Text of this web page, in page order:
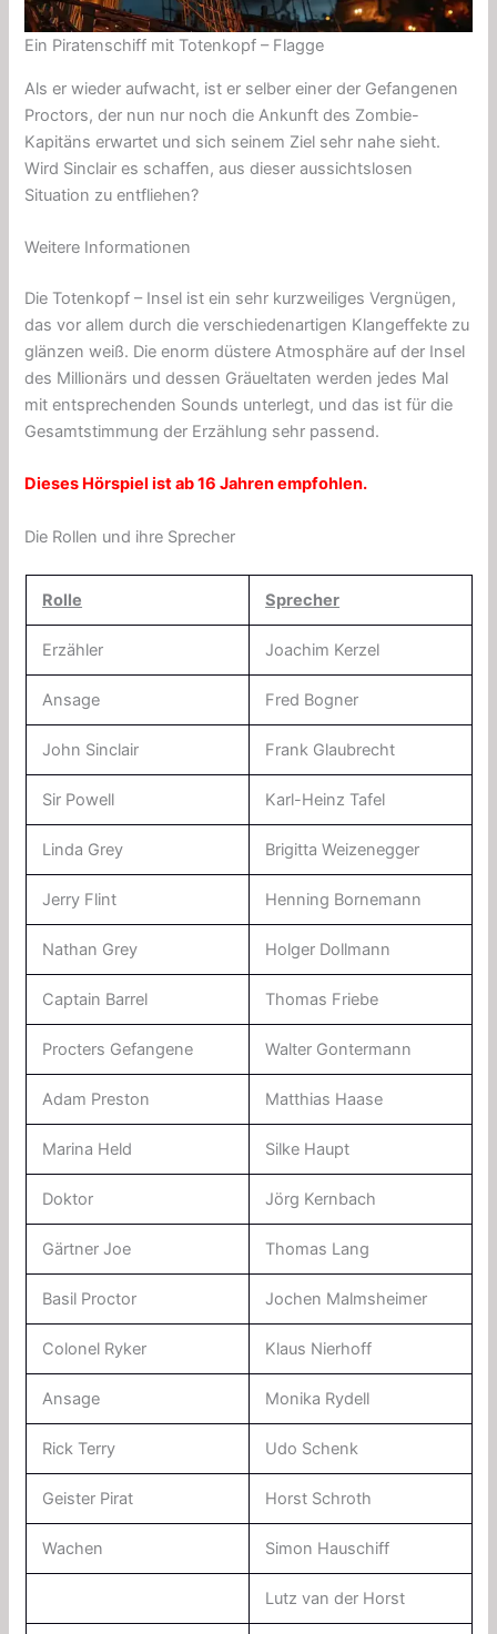
Ein Piratenschiff mit Totenkopf – Flagge
Als er wieder aufwacht, ist er selber einer der Gefangenen
Proctors, der nun nur noch die Ankunft des Zombie-
Kapitäns erwartet und sich seinem Ziel sehr nahe sieht.
Wird Sinclair es schaffen, aus dieser aussichtslosen
Situation zu entfliehen?
Weitere Informationen
Die Totenkopf – Insel ist ein sehr kurzweiliges Vergnügen,
das vor allem durch die verschiedenartigen Klangeffekte zu
glänzen weiß. Die enorm düstere Atmosphäre auf der Insel
des Millionärs und dessen Gräueltaten werden jedes Mal
mit entsprechenden Sounds unterlegt, und das ist für die
Gesamtstimmung der Erzählung sehr passend.
Dieses Hörspiel ist ab 16 Jahren empfohlen.
Die Rollen und ihre Sprecher
Rolle Sprecher
Erzähler Joachim Kerzel
Ansage Fred Bogner
John Sinclair Frank Glaubrecht
Sir Powell Karl-Heinz Tafel
Linda Grey Brigitta Weizenegger
Jerry Flint Henning Bornemann
Nathan Grey Holger Dollmann
Captain Barrel Thomas Friebe
Procters Gefangene Walter Gontermann
Adam Preston Matthias Haase
Marina Held Silke Haupt
Doktor Jörg Kernbach
Gärtner Joe Thomas Lang
Basil Proctor Jochen Malmsheimer
Colonel Ryker Klaus Nierhoff
Ansage Monika Rydell
Rick Terry Udo Schenk
Geister Pirat Horst Schroth
Wachen Simon Hauschiff
Lutz van der Horst